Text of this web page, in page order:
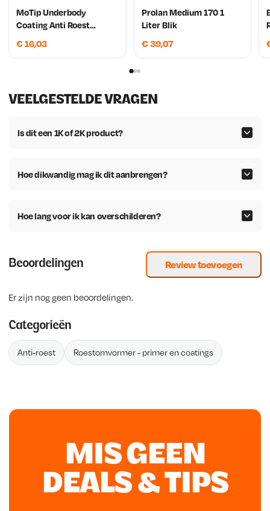
MoTip Underbody
Coating Anti Roest
brown 500ml
€ 16,03
Prolan Medium 170 1
Liter Blik
€ 39,07
VEELGESTELDE VRAGEN
Is dit een 1K of 2K product?
Hoe dikwandig mag ik dit aanbrengen?
Hoe lang voor ik kan overschilderen?
Beoordelingen Review toevoegen
Er zijn nog geen beoordelingen.
Categorieën
Anti-roest Roestomvormer - primer en coatings
MIS GEEN
DEALS & TIPS